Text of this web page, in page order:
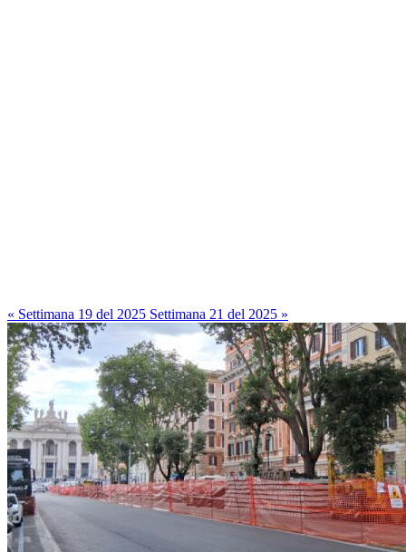
« Settimana 19 del 2025 Settimana 21 del 2025 »